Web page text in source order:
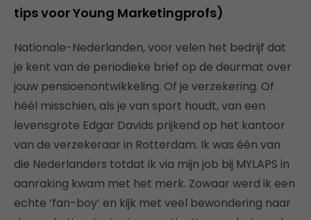
tips voor Young Marketingprofs)
Nationale-Nederlanden, voor velen het bedrijf dat
je kent van de periodieke brief op de deurmat over
jouw pensioenontwikkeling. Of je verzekering. Of
héél misschien, als je van sport houdt, van een
levensgrote Edgar Davids prijkend op het kantoor
van de verzekeraar in Rotterdam. Ik was één van
die Nederlanders totdat ik via mijn job bij MYLAPS in
aanraking kwam met het merk. Zowaar werd ik een
echte ‘fan-boy’ en kijk met veel bewondering naar